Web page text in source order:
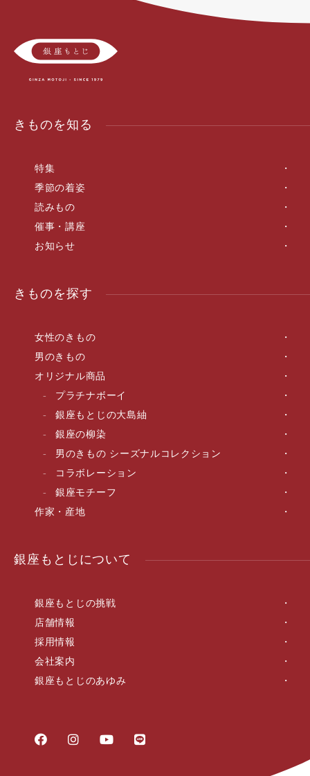
きものを知る
特集
季節の着姿
読みもの
催事・講座
お知らせ
きものを探す
女性のきもの
男のきもの
オリジナル商品
プラチナボーイ
銀座もとじの大島紬
銀座の柳染
男のきもの シーズナルコレクション
コラボレーション
銀座モチーフ
作家・産地
銀座もとじについて
銀座もとじの挑戦
店舗情報
採用情報
会社案内
銀座もとじのあゆみ